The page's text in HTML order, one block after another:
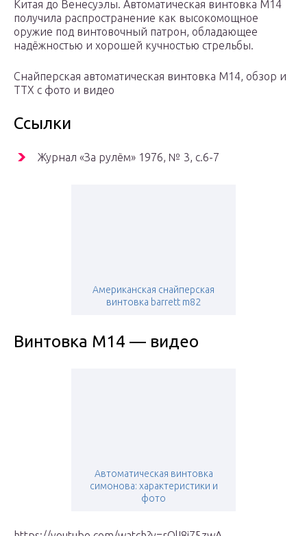
Китая до Венесуэлы. Автоматическая винтовка М14
получила распространение как высокомощное
оружие под винтовочный патрон, обладающее
надёжностью и хорошей кучностью стрельбы.
Снайперская автоматическая винтовка М14, обзор и
ТТХ с фото и видео
Ссылки
Журнал «За рулём» 1976, № 3, с.6-7
Американская снайперская
винтовка barrett m82
Винтовка M14 — видео
Автоматическая винтовка
симонова: характеристики и
фото